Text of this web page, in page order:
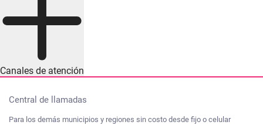
Canales de atención
Central de llamadas
Para los demás municipios y regiones sin costo desde fijo o celular